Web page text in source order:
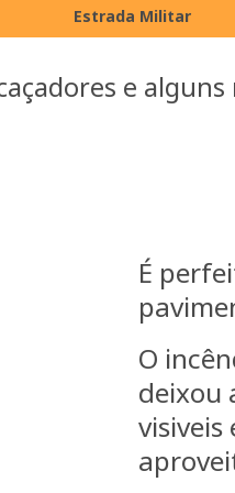
Estrada Militar
e
É
O
deixou
visiveis